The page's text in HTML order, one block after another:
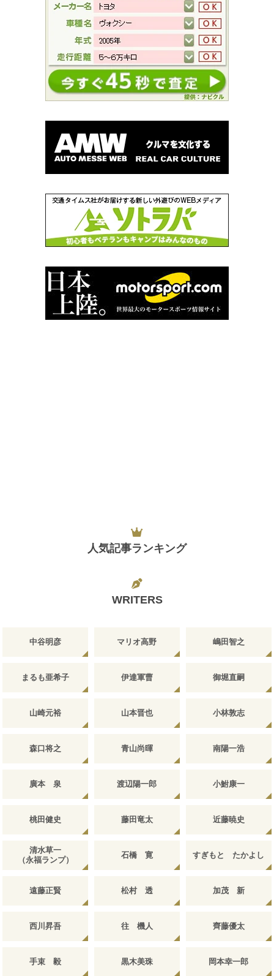
人気記事ランキング
WRITERS
中谷明彦 マリオ高野 嶋田智之
まるも亜希子 伊達軍曹 御堀直嗣
山崎元裕 山本晋也 小林敦志
森口将之 青山尚暉 南陽一浩
廣本 泉 渡辺陽一郎 小鮒康一
桃田健史 藤田竜太 近藤暁史
清水草一
（永福ランプ）
石橋 寛 すぎもと たかよし
遠藤正賢 松村 透 加茂 新
西川昇吾 往 機人 齊藤優太
手束 毅 黒木美珠 岡本幸一郎